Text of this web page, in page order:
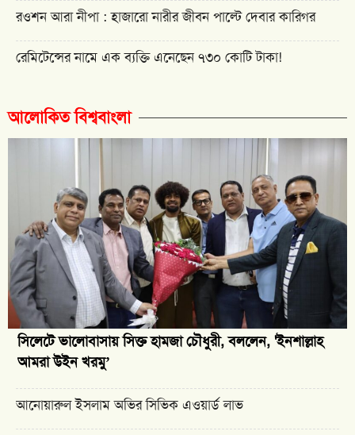
রওশন আরা নীপা : হাজারো নারীর জীবন পাল্টে দেবার কারিগর
রেমিটেন্সের নামে এক ব্যক্তি এনেছেন ৭৩০ কোটি টাকা!
আলোকিত বিশ্ববাংলা
সিলেটে ভালোবাসায় সিক্ত হামজা চৌধুরী, বললেন, 'ইনশাল্লাহ
আমরা উইন খরমু’
আনোয়ারুল ইসলাম অভির সিভিক এওয়ার্ড লাভ